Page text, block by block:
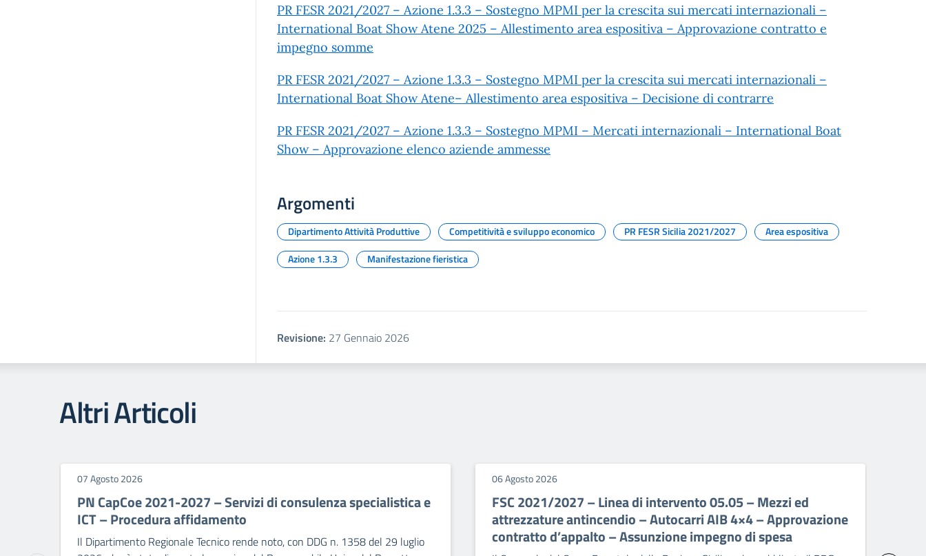
PR FESR 2021/2027 – Azione 1.3.3 – Sostegno MPMI per la crescita sui mercati internazionali –
International Boat Show Atene 2025 – Allestimento area espositiva – Approvazione contratto e
impegno somme
PR FESR 2021/2027 – Azione 1.3.3 – Sostegno MPMI per la crescita sui mercati internazionali –
International Boat Show Atene– Allestimento area espositiva – Decisione di contrarre
PR FESR 2021/2027 – Azione 1.3.3 – Sostegno MPMI – Mercati internazionali – International Boat
Show – Approvazione elenco aziende ammesse
Argomenti
Dipartimento Attività Produttive Competitività e sviluppo economico PR FESR Sicilia 2021/2027
Area espositiva
Azione 1.3.3
Manifestazione fieristica
Revisione: 27 Gennaio 2026
Altri Articoli
07 Agosto 2026
PN CapCoe 2021-2027 – Servizi di consulenza specialistica e
ICT – Procedura affidamento
Il Dipartimento Regionale Tecnico rende noto, con DDG n. 1358 del 29 luglio
06 Agosto 2026
FSC 2021/2027 – Linea di intervento 05.05 – Mezzi ed
attrezzature antincendio – Autocarri AIB 4×4 – Approvazione
contratto d’appalto – Assunzione impegno di spesa